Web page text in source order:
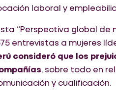
laboral y
“Perspectiva global de
entrevistas a mujeres
consideró que los
, sobre todo en
y cualificación.